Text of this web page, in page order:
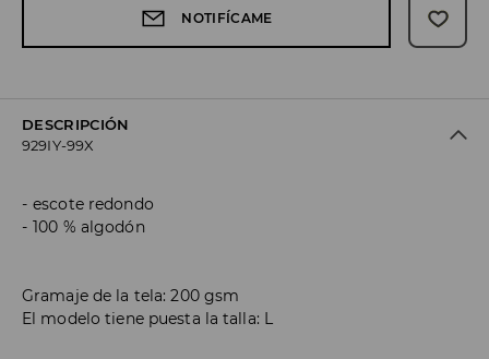
NOTIFÍCAME
DESCRIPCIÓN
929IY-99X
escote redondo
100 % algodón
Gramaje de la tela: 200 gsm
El modelo tiene puesta la talla: L